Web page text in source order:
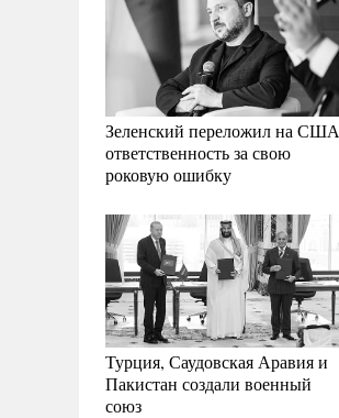
Зеленский переложил на США
ответственность за свою
роковую ошибку
Турция, Саудовская Аравия и
Пакистан создали военный
союз